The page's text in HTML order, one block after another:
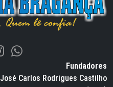
Fundadores
José Carlos Rodrigues Castilho